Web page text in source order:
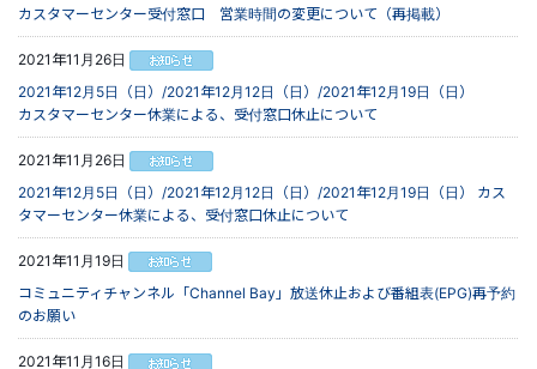
カスタマーセンター受付窓口 営業時間の変更について（再掲載）
2021年11月26日
2021年12月5日（日）/2021年12月12日（日）/2021年12月19日（日）
カスタマーセンター休業による、受付窓口休止について
2021年11月26日
2021年12月5日（日）/2021年12月12日（日）/2021年12月19日（日） カス
タマーセンター休業による、受付窓口休止について
2021年11月19日
コミュニティチャンネル「Channel Bay」放送休止および番組表(EPG)再予約
のお願い
2021年11月16日